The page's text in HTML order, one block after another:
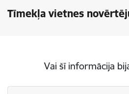
Tīmekļa vietnes
Vai šī informācija